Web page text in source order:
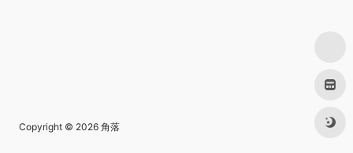
Copyright © 2026 角落